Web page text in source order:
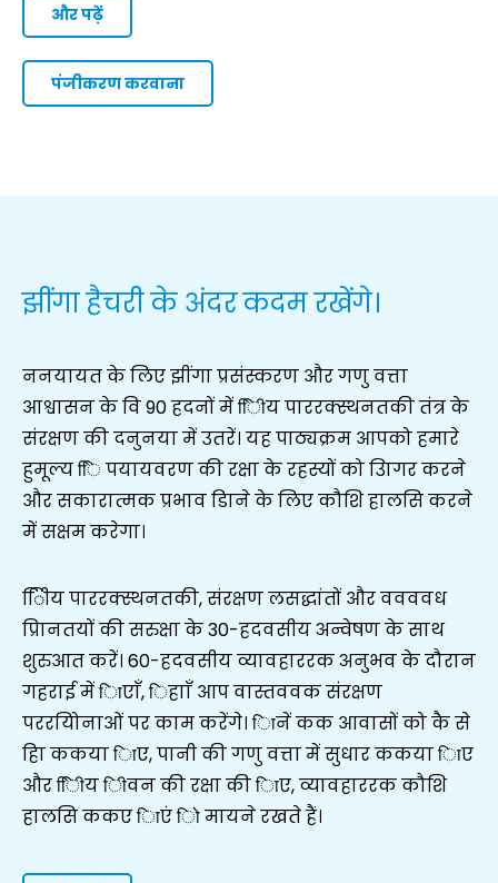
और पढ़ें
पंजीकरण करवाना
झींगा हैचरी के अंदर कदम रखेंगे।
ननयायत के लिए झींगा प्रसंस्करण और गणु वत्ता
आश्वासन के वि 90 हदनों में ििीय पाररक्स्थनतकी तंत्र के
संरक्षण की दनुनया में उतरें। यह पाठ्यक्रम आपको हमारे
हुमूल्य िि पयायवरण की रक्षा के रहस्यों को उिागर करने
और सकारात्मक प्रभाव डािने के लिए कौशि हालसि करने
में सक्षम करेगा।
ििीय पाररक्स्थनतकी, संरक्षण लसद्धांतों और ववववध
प्रिानतयों की सरुक्षा के 30-हदवसीय अन्वेषण के साथ
शुरुआत करें। 60-हदवसीय व्यावहाररक अनुभव के दौरान
गहराई में िाएाँ, िहााँ आप वास्तववक संरक्षण
पररयोिनाओं पर काम करेंगे। िानें कक आवासों को कै से
हाि ककया िाए, पानी की गणु वत्ता में सुधार ककया िाए
और ििीय िीवन की रक्षा की िाए, व्यावहाररक कौशि
हालसि ककए िाएं िो मायने रखते हैं।